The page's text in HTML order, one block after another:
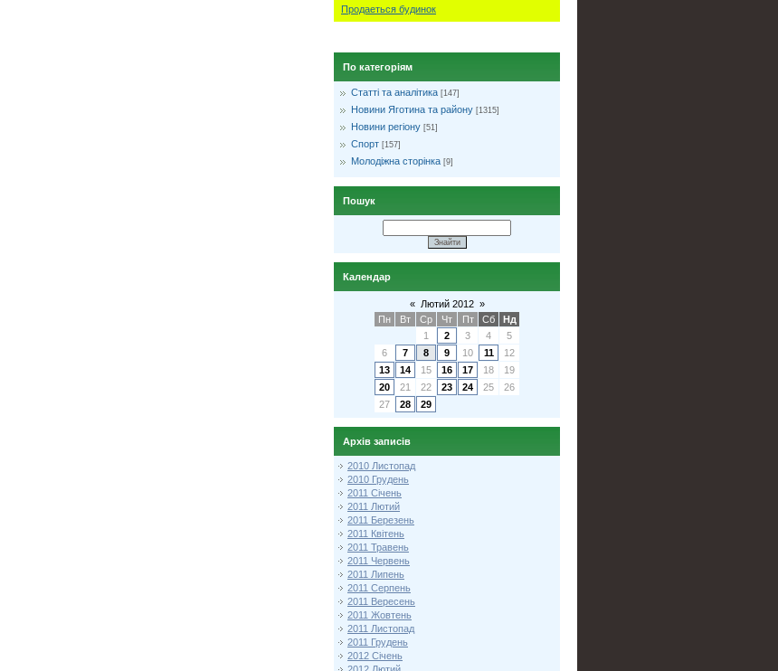
Продаеться будинок
По категоріям
Статті та аналітика [147]
Новини Яготина та району [1315]
Новини регіону [51]
Спорт [157]
Молодіжна сторінка [9]
Пошук
Календар
« Лютий 2012 »
Пн
Вт Ср Чт Пт Сб
Нд
1
2 3 4
5
6
7 8 9 10 11
12
13
14 15 16 17 18
19
20
21 22 23 24 25
26
27
28 29
Архів записів
2010 Листопад
2010 Грудень
2011 Січень
2011 Лютий
2011 Березень
2011 Квітень
2011 Травень
2011 Червень
2011 Липень
2011 Серпень
2011 Вересень
2011 Жовтень
2011 Листопад
2011 Грудень
2012 Січень